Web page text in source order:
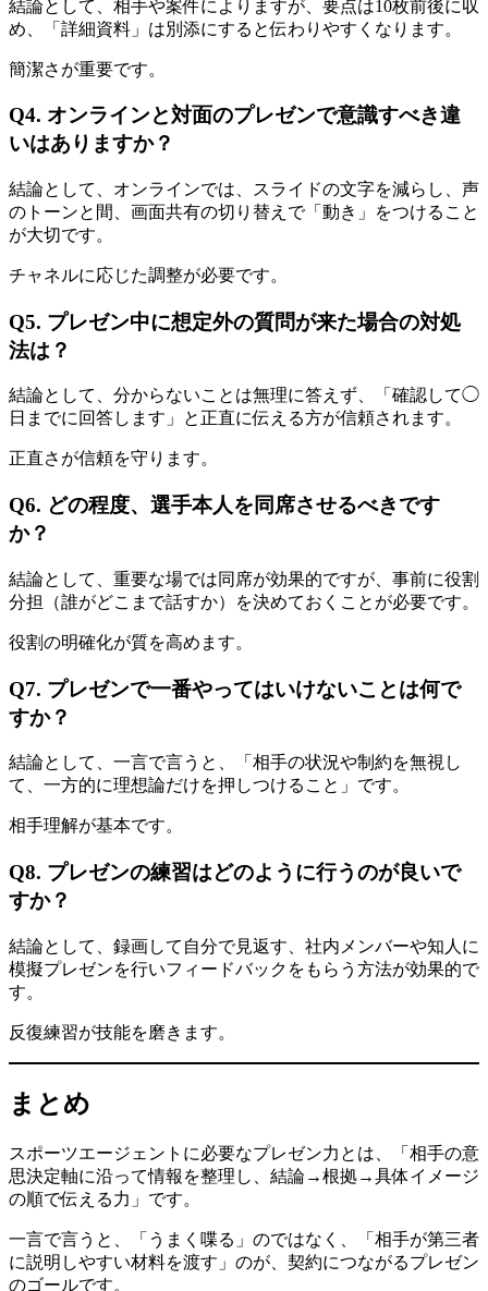
結論として、相手や案件によりますが、要点は10枚前後に収
め、「詳細資料」は別添にすると伝わりやすくなります。
簡潔さが重要です。
Q4. オンラインと対面のプレゼンで意識すべき違
いはありますか？
結論として、オンラインでは、スライドの文字を減らし、声
のトーンと間、画面共有の切り替えで「動き」をつけること
が大切です。
チャネルに応じた調整が必要です。
Q5. プレゼン中に想定外の質問が来た場合の対処
法は？
結論として、分からないことは無理に答えず、「確認して◯
日までに回答します」と正直に伝える方が信頼されます。
正直さが信頼を守ります。
Q6. どの程度、選手本人を同席させるべきです
か？
結論として、重要な場では同席が効果的ですが、事前に役割
分担（誰がどこまで話すか）を決めておくことが必要です。
役割の明確化が質を高めます。
Q7. プレゼンで一番やってはいけないことは何で
すか？
結論として、一言で言うと、「相手の状況や制約を無視し
て、一方的に理想論だけを押しつけること」です。
相手理解が基本です。
Q8. プレゼンの練習はどのように行うのが良いで
すか？
結論として、録画して自分で見返す、社内メンバーや知人に
模擬プレゼンを行いフィードバックをもらう方法が効果的で
す。
反復練習が技能を磨きます。
まとめ
スポーツエージェントに必要なプレゼン力とは、「相手の意
思決定軸に沿って情報を整理し、結論→根拠→具体イメージ
の順で伝える力」です。
一言で言うと、「うまく喋る」のではなく、「相手が第三者
に説明しやすい材料を渡す」のが、契約につながるプレゼン
のゴールです。